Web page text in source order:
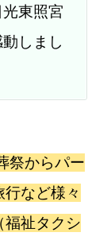
東照宮
しまし
祭からパー
など様々
福祉タクシ